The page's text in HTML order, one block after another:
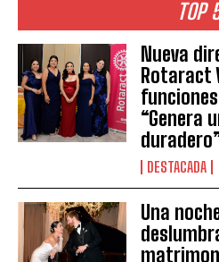
TOP
Nueva
Rotaract
“Genera
DESTACADA
Una